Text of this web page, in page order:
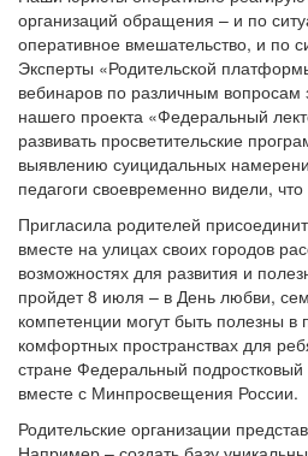
организаций обращения – и по
оперативное вмешательство, и по
Эксперты «Родительской
вебинаров по различным вопросам
нашего проекта «Федеральный
развивать просветительские
выявлению суицидальных
педагоги своевременно видели,
Пригласила родителей
вместе на улицах своих городов
возможностях для развития и
пройдет 8 июля – в День любви,
компетенции могут быть полезны в
комфортных пространствах для
стране Федеральный
вместе с Минпросвещения России.
Родительские организации